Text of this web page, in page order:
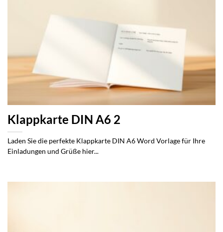
Klappkarte DIN A6 2
Laden Sie die perfekte Klappkarte DIN A6 Word Vorlage für Ihre
Einladungen und Grüße hier...